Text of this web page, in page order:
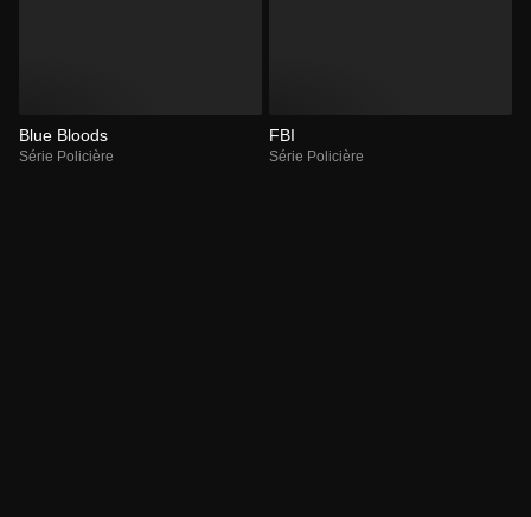
Blue Bloods
Série Policière
FBI
Série Policière